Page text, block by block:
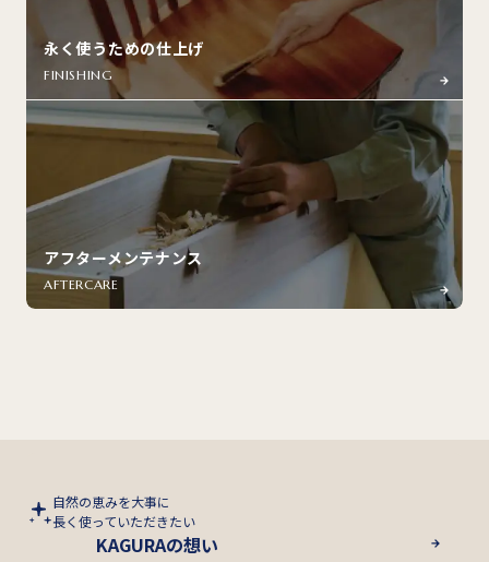
永く使うための仕上げ
FINISHING
アフターメンテナンス
AFTERCARE
自然の恵みを大事に
長く使っていただきたい
KAGURAの想い